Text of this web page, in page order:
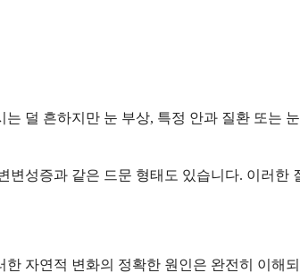
덜 흔하지만 눈 부상, 특정 안과 질환 또는
성증과 같은 드문 형태도 있습니다. 이러한
자연적 변화의 정확한 원인은 완전히 이해